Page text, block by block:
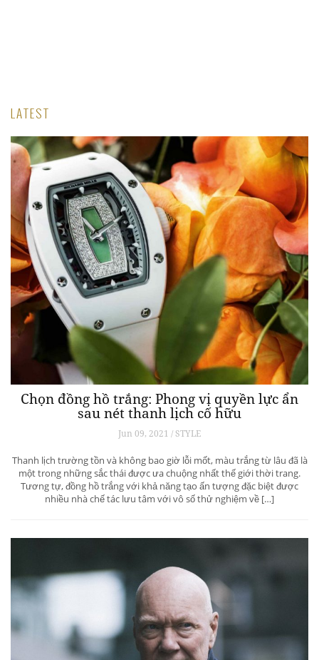
LATEST
Chọn đồng hồ trắng: Phong vị quyền lực ẩn
sau nét thanh lịch cố hữu
Jun 09, 2021 / STYLE
Thanh lịch trường tồn và không bao giờ lỗi mốt, màu trắng từ lâu đã là
một trong những sắc thái được ưa chuộng nhất thế giới thời trang.
Tương tự, đồng hồ trắng với khả năng tạo ấn tượng đặc biệt được
nhiều nhà chế tác lưu tâm với vô số thử nghiệm về […]